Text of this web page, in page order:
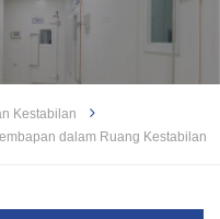
Kestabilan
dalam Ruang Kestabilan